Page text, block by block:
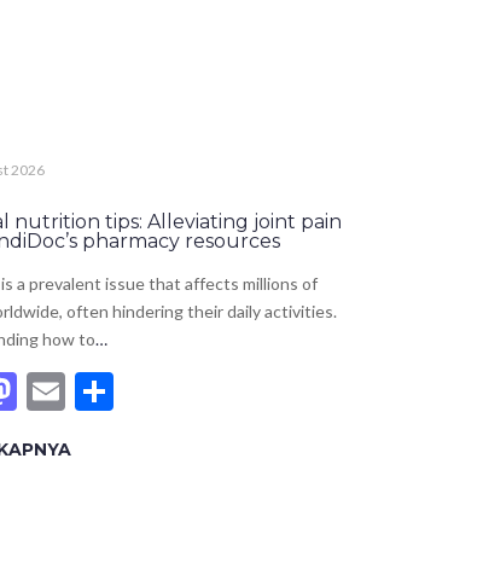
2026
nutrition tips: Alleviating joint pain
pharmacy resources
is a prevalent issue that affects millions of
often hindering their daily activities.
how to…
Mastodon
Email